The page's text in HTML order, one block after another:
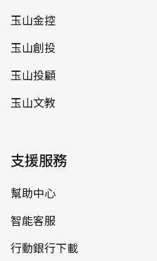
玉山金控
玉山創投
玉山投顧
玉山文教
支援服務
幫助中心
智能客服
行動銀行下載